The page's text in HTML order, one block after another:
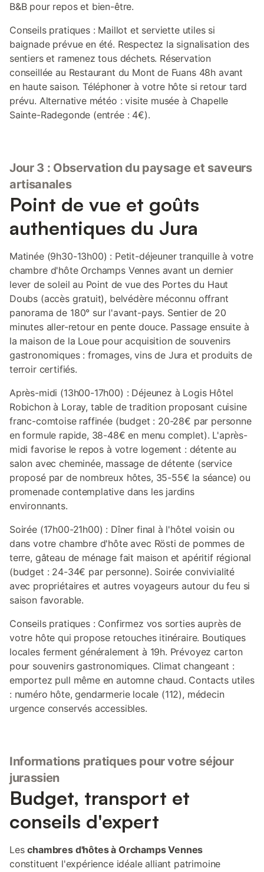
B&B pour repos et bien-être.
Conseils pratiques : Maillot et serviette utiles si
baignade prévue en été. Respectez la signalisation des
sentiers et ramenez tous déchets. Réservation
conseillée au Restaurant du Mont de Fuans 48h avant
en haute saison. Téléphoner à votre hôte si retour tard
prévu. Alternative météo : visite musée à Chapelle
Sainte-Radegonde (entrée : 4€).
Jour 3 : Observation du paysage et saveurs
artisanales
Point de vue et goûts
authentiques du Jura
Matinée (9h30-13h00) : Petit-déjeuner tranquille à votre
chambre d'hôte Orchamps Vennes avant un dernier
lever de soleil au Point de vue des Portes du Haut
Doubs (accès gratuit), belvédère méconnu offrant
panorama de 180° sur l'avant-pays. Sentier de 20
minutes aller-retour en pente douce. Passage ensuite à
la maison de la Loue pour acquisition de souvenirs
gastronomiques : fromages, vins de Jura et produits de
terroir certifiés.
Après-midi (13h00-17h00) : Déjeunez à Logis Hôtel
Robichon à Loray, table de tradition proposant cuisine
franc-comtoise raffinée (budget : 20-28€ par personne
en formule rapide, 38-48€ en menu complet). L'après-
midi favorise le repos à votre logement : détente au
salon avec cheminée, massage de détente (service
proposé par de nombreux hôtes, 35-55€ la séance) ou
promenade contemplative dans les jardins
environnants.
Soirée (17h00-21h00) : Dîner final à l'hôtel voisin ou
dans votre chambre d'hôte avec Rösti de pommes de
terre, gâteau de ménage fait maison et apéritif régional
(budget : 24-34€ par personne). Soirée convivialité
avec propriétaires et autres voyageurs autour du feu si
saison favorable.
Conseils pratiques : Confirmez vos sorties auprès de
votre hôte qui propose retouches itinéraire. Boutiques
locales ferment généralement à 19h. Prévoyez carton
pour souvenirs gastronomiques. Climat changeant :
emportez pull même en automne chaud. Contacts utiles
: numéro hôte, gendarmerie locale (112), médecin
urgence conservés accessibles.
Informations pratiques pour votre séjour
jurassien
Budget, transport et
conseils d'expert
Leschambres d'hôtes à Orchamps Vennes
constituent l'expérience idéale alliant patrimoine